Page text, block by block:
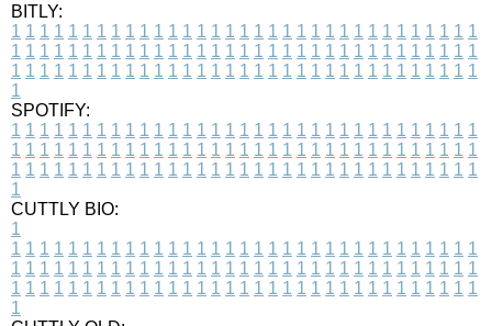
BITLY:
1 1 1 1 1 1 1 1 1 1 1 1 1 1 1 1 1 1 1 1 1 1 1 1 1 1 1 1 1 1 1 1 1
1 1 1 1 1 1 1 1 1 1 1 1 1 1 1 1 1 1 1 1 1 1 1 1 1 1 1 1 1 1 1 1 1
1 1 1 1 1 1 1 1 1 1 1 1 1 1 1 1 1 1 1 1 1 1 1 1 1 1 1 1 1 1 1 1 1
1
SPOTIFY:
1 1 1 1 1 1 1 1 1 1 1 1 1 1 1 1 1 1 1 1 1 1 1 1 1 1 1 1 1 1 1 1 1
1 1 1 1 1 1 1 1 1 1 1 1 1 1 1 1 1 1 1 1 1 1 1 1 1 1 1 1 1 1 1 1 1
1 1 1 1 1 1 1 1 1 1 1 1 1 1 1 1 1 1 1 1 1 1 1 1 1 1 1 1 1 1 1 1 1
1
CUTTLY BIO:
1
1 1 1 1 1 1 1 1 1 1 1 1 1 1 1 1 1 1 1 1 1 1 1 1 1 1 1 1 1 1 1 1 1
1 1 1 1 1 1 1 1 1 1 1 1 1 1 1 1 1 1 1 1 1 1 1 1 1 1 1 1 1 1 1 1 1
1 1 1 1 1 1 1 1 1 1 1 1 1 1 1 1 1 1 1 1 1 1 1 1 1 1 1 1 1 1 1 1 1
1